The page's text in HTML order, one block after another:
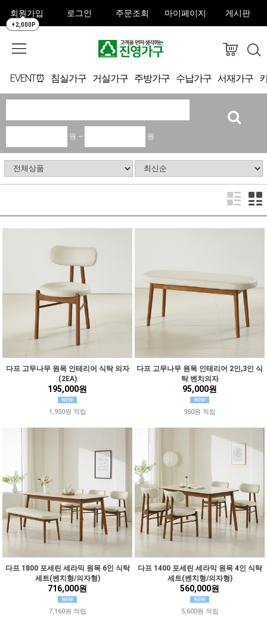
회원가입
+2,000P
로그인 주문조회 마이페이지 게시판
EVENT⏰ 침실가구 거실가구 주방가구 수납가구 서재가구
원 ~ 원
다프 고무나무 원목 인테리어 식탁 의자
(2EA)
195,000원
1,950원 적립
다프 고무나무 원목 인테리어 2인,3인 식
탁 벤치의자
95,000원
950원 적립
다프 1800 포세린 세라믹 원목 6인 식탁
세트(벤치형/의자형)
716,000원
7,160원 적립
다프 1400 포세린 세라믹 원목 4인 식탁
세트(벤치형/의자형)
560,000원
5,600원 적립